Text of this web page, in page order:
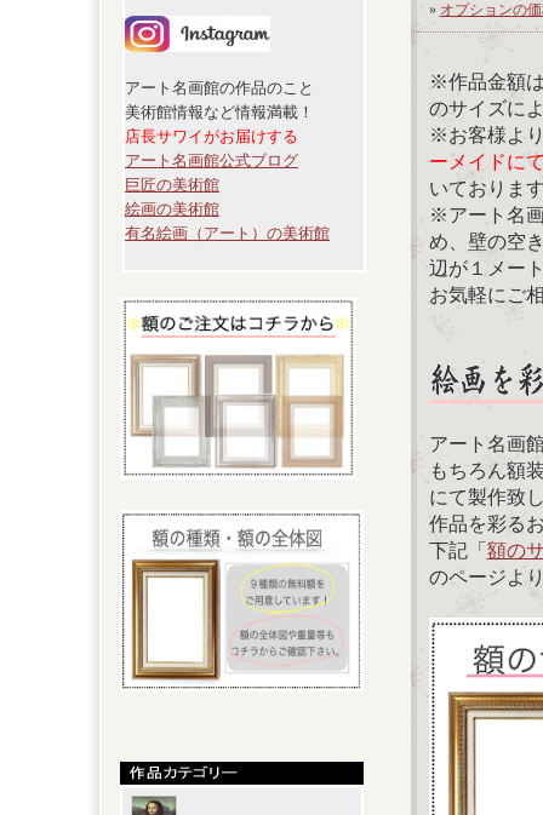
アート名画館の作品のこと
美術館情報など情報満載！
店長サワイがお届けする
アート名画館公式ブログ
巨匠の美術館
絵画の美術館
有名絵画（アート）の美術館
» オプションの
※作品金額
のサイズに
※お客様よ
ーメイドに
いておりま
※アート名
め、壁の空
辺が１メー
お気軽にご
アート名画
もちろん額
にて製作致
作品を彩る
下記「額の
のページよ